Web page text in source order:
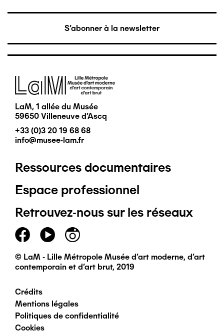
S'abonner à la newsletter
Image
LaM, 1 allée du Musée
59650 Villeneuve d'Ascq
+33 (0)3 20 19 68 68
info@musee-lam.fr
Pied
de
page
principal
Ressources documentaires
Espace professionnel
Retrouvez-nous sur les réseaux
© LaM - Lille Métropole Musée d'art moderne, d'art
contemporain et d'art brut, 2019
Pied
de
Crédits
Mentions légales
Politiques de confidentialité
Cookies